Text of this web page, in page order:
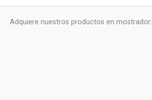
Adquiere nuestros productos en mostrador: